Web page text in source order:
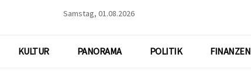
Samstag, 01.08.2026
KULTUR PANORAMA POLITIK FINANZEN